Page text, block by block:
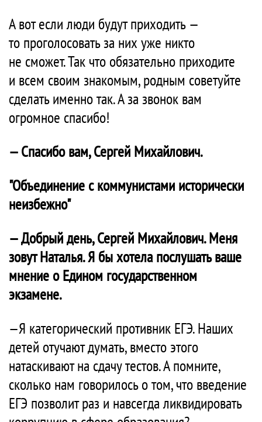
А вот если люди будут приходить —
то проголосовать за них уже никто
не сможет. Так что обязательно приходите
и всем своим знакомым, родным советуйте
сделать именно так. А за звонок вам
огромное спасибо!
— Спасибо вам, Сергей Михайлович.
"Объединение с коммунистами исторически
неизбежно"
— Добрый день, Сергей Михайлович. Меня
зовут Наталья. Я бы хотела послушать ваше
мнение о Едином государственном
экзамене.
—Я категорический противник ЕГЭ. Наших
детей отучают думать, вместо этого
натаскивают на сдачу тестов. А помните,
сколько нам говорилось о том, что введение
ЕГЭ позволит раз и навсегда ликвидировать